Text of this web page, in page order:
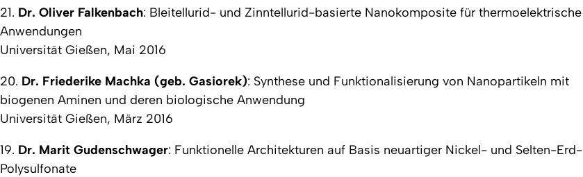
21. Dr. Oliver Falkenbach: Bleitellurid- und Zinntellurid-basierte Nanokomposite für thermoelektrische
Anwendungen
Universität Gießen, Mai 2016
20. Dr. Friederike Machka (geb. Gasiorek): Synthese und Funktionalisierung von Nanopartikeln mit
biogenen Aminen und deren biologische Anwendung
Universität Gießen, März 2016
19. Dr. Marit Gudenschwager: Funktionelle Architekturen auf Basis neuartiger Nickel- und Selten-Erd-
Polysulfonate